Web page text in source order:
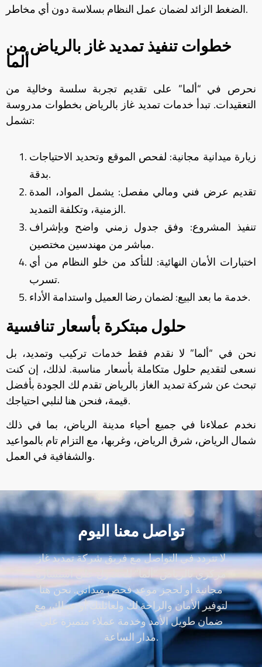
الضغط الزائد لضمان عمل النظام بسلاسة دون أي مخاطر.
خطوات تنفيذ تمديد غاز بالرياض من
ألما
نحرص في “ألما” على تقديم تجربة سلسة وخالية من
التعقيدات. تبدأ خدمات تمديد غاز بالرياض بخطوات مدروسة
تشمل:
زيارة ميدانية مجانية: لفحص الموقع وتحديد الاحتياجات
بدقة.
تقديم عرض فني ومالي مفصل: يشمل المواد، المدة
الزمنية، وتكلفة التمديد.
تنفيذ المشروع: وفق جدول زمني واضح وبإشراف
مباشر من مهندسين مختصين.
اختبارات الأمان النهائية: للتأكد من خلو النظام من أي
تسرب.
خدمة ما بعد البيع: لضمان رضا العميل واستدامة الأداء.
حلول مبتكرة بأسعار تنافسية
نحن في “ألما” لا نقدم فقط خدمات تركيب وتمديد، بل
نسعى لتقديم حلول متكاملة بأسعار مناسبة. لذلك، إن كنت
تبحث عن شركة تمديد الغاز بالرياض تقدم لك الجودة بأفضل
قيمة، فنحن هنا لنلبي احتياجك.
نخدم عملاءنا في جميع أحياء مدينة الرياض، بما في ذلك
شمال الرياض، شرق الرياض، وغربها، مع التزام تام بالمواعيد
والشفافية في العمل.
تواصل معنا اليوم
لا تتردد في التواصل مع فريق شركة تمديد غاز
مركزي بالرياض “ألما” للحصول على استشارة
مجانية أو لحجز موعد فحص ميداني. نحن هنا
لتوفير الأمان والراحة لك ولعائلتك أو عملك، مع
ضمان طويل الأمد وخدمة عملاء متميزة على
مدار الساعة.